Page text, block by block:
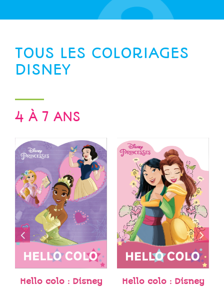
DISNEY
4 À 7 ANS
Hello colo : Disney
Princesses
Hello colo : La Reine
des Neiges II